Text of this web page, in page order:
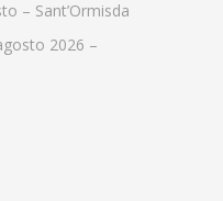
– Sant’Ormisda
2026 –